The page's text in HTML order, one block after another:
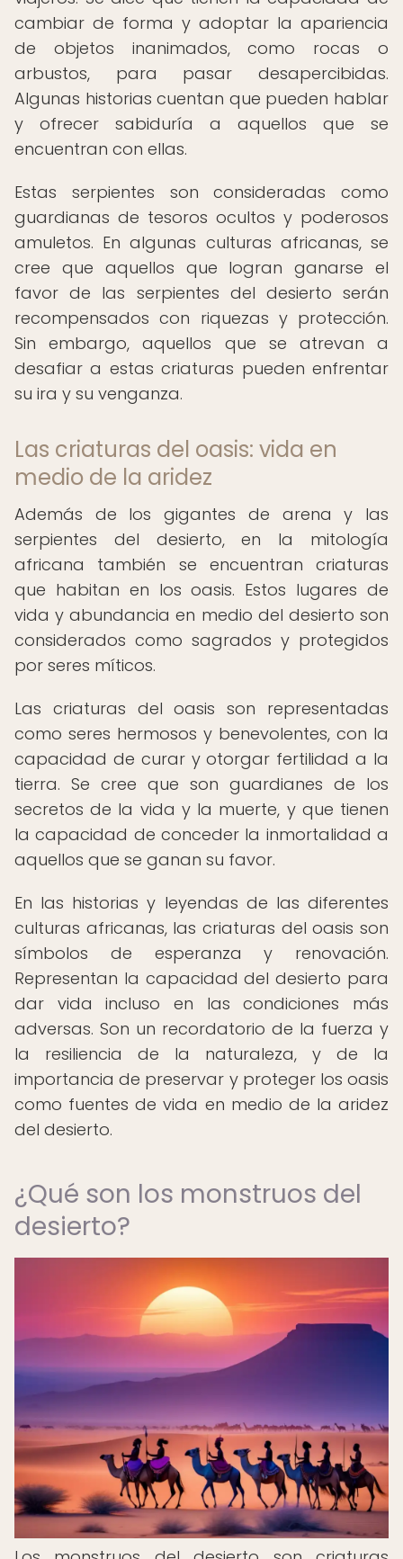
cambiar de forma y adoptar la apariencia
de objetos inanimados, como rocas o
arbustos, para pasar desapercibidas.
Algunas historias cuentan que pueden hablar
y ofrecer sabiduría a aquellos que se
encuentran con ellas.
Estas serpientes son consideradas como
guardianas de tesoros ocultos y poderosos
amuletos. En algunas culturas africanas, se
cree que aquellos que logran ganarse el
favor de las serpientes del desierto serán
recompensados con riquezas y protección.
Sin embargo, aquellos que se atrevan a
desafiar a estas criaturas pueden enfrentar
su ira y su venganza.
Las criaturas del oasis: vida en
medio de la aridez
Además de los gigantes de arena y las
serpientes del desierto, en la mitología
africana también se encuentran criaturas
que habitan en los oasis. Estos lugares de
vida y abundancia en medio del desierto son
considerados como sagrados y protegidos
por seres míticos.
Las criaturas del oasis son representadas
como seres hermosos y benevolentes, con la
capacidad de curar y otorgar fertilidad a la
tierra. Se cree que son guardianes de los
secretos de la vida y la muerte, y que tienen
la capacidad de conceder la inmortalidad a
aquellos que se ganan su favor.
En las historias y leyendas de las diferentes
culturas africanas, las criaturas del oasis son
símbolos de esperanza y renovación.
Representan la capacidad del desierto para
dar vida incluso en las condiciones más
adversas. Son un recordatorio de la fuerza y
la resiliencia de la naturaleza, y de la
importancia de preservar y proteger los oasis
como fuentes de vida en medio de la aridez
del desierto.
¿Qué son los monstruos del
desierto?